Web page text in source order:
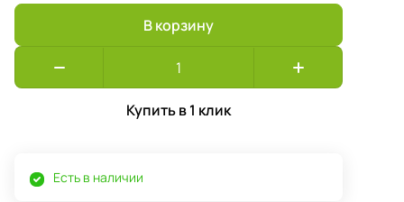
В корзину
Купить в 1 клик
Есть в наличии